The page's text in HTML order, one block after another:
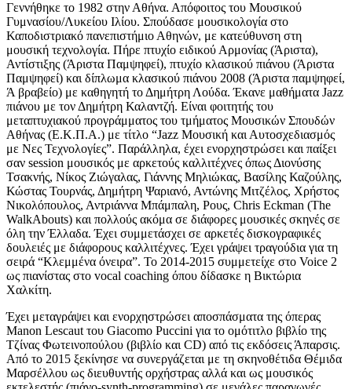
Γεννήθηκε το 1982 στην Αθήνα. Απόφοιτος του Μουσικού
Γυμνασίου/Λυκείου Ιλίου. Σπούδασε μουσικολογία στο
Καποδιστριακό πανεπιστήμιο Αθηνών, με κατεύθυνση στη
μουσική τεχνολογία. Πήρε πτυχίο ειδικού Αρμονίας (Άριστα),
Αντίστιξης (Άριστα Παμψηφεί), πτυχίο κλασικού πιάνου (Άριστα
Παμψηφεί) και δίπλωμα κλασικού πιάνου 2008 (Άριστα παμψηφεί,
Ά βραβείο) με καθηγητή το Δημήτρη Λούδα. Έκανε μαθήματα Jazz
πιάνου με τον Δημήτρη Καλαντζή. Είναι φοιτητής του
μεταπτυχιακού προγράμματος του τμήματος Μουσικών Σπουδών
Αθήνας (Ε.Κ.Π.Α.) με τίτλο “Jazz Μουσική και Αυτοσχεδιασμός
με Νες Τεχνολογίες”. Παράλληλα, έχει ενορχηστρώσει και παίξει
σαν session μουσικός με αρκετούς καλλιτέχνες όπως Διονύσης
Τσακνής, Νίκος Ζιώγαλας, Γιάννης Μηλιώκας, Βασίλης Καζούλης,
Κώστας Τουρνάς, Δημήτρη Ψαριανό, Αντώνης Μιτζέλος, Χρήστος
Νικολόπουλος, Αντριάννα Μπάμπαλη, Ρους, Chris Eckman (The
WalkAbouts) και πολλούς ακόμα σε διάφορες μουσικές σκηνές σε
όλη την Έλλαδα. Έχει συμμετάσχει σε αρκετές δισκογραφικές
δουλειές με διάφορους καλλιτέχνες. Έχει γράψει τραγούδια για τη
σειρά “Κλεμμένα όνειρα”. Το 2014-2015 συμμετείχε στο Voice 2
ως πιανίστας στο vocal coaching όπου δίδασκε η Βικτώρια
Χαλκίτη.
Έχει μεταγράψει και ενορχηστρώσει αποσπάσματα της όπερας
Manon Lescaut του Giacomo Puccini για το ομότιτλο βιβλίο της
Τζίνας Φωτεινοπούλου (βιβλίο και CD) από τις εκδόσεις Άπαρσις.
Από το 2015 ξεκίνησε να συνεργάζεται με τη σκηνοθέτιδα Θέμιδα
Μαρσέλλου ως διευθυντής ορχήστρας αλλά και ως μουσικός